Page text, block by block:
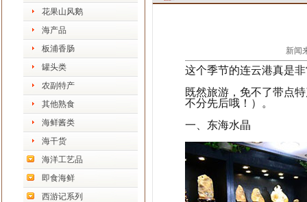
花果山风鹅
海产品
板浦香肠
罐头类
农副特产
其他熟食
海鲜酱类
海干货
海洋工艺品
即食海鲜
西游记系列
新闻
这个季节的连云港真是
既然旅游，免不了带点
不分先后哦！）。
一、东海水晶